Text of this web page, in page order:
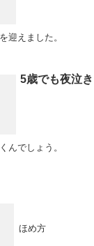
迎えました。
5歳でも夜泣き
んでしょう。
ほめ方